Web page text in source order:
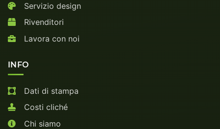
Servizio design
Rivenditori
Lavora con noi
INFO
Dati di stampa
Costi cliché
Chi siamo